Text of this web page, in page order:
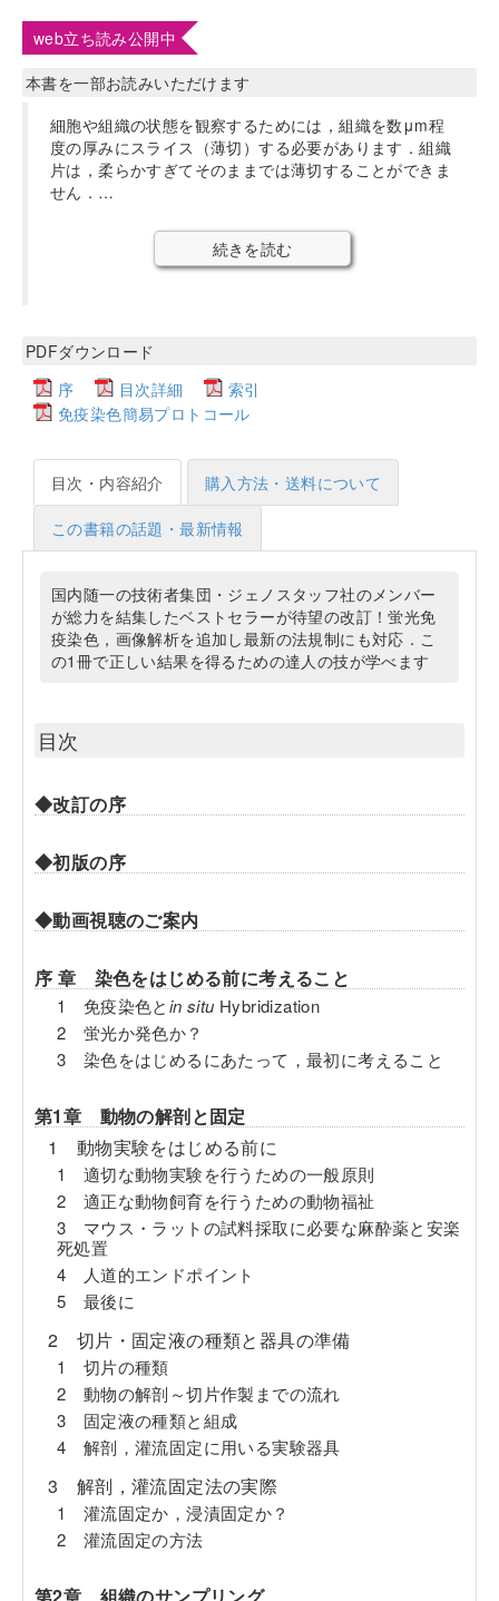
web立ち読み公開中
本書を一部お読みいただけます
細胞や組織の状態を観察するためには，組織を数μm程
度の厚みにスライス（薄切）する必要があります．組織
片は，柔らかすぎてそのままでは薄切することができま
せん．…
続きを読む
PDFダウンロード
序
目次詳細
索引
免疫染色簡易プロトコール
目次・内容紹介 購入方法・送料について
この書籍の話題・最新情報
国内随一の技術者集団・ジェノスタッフ社のメンバー
が総力を結集したベストセラーが待望の改訂！蛍光免
疫染色，画像解析を追加し最新の法規制にも対応．こ
の1冊で正しい結果を得るための達人の技が学べます
目次
◆改訂の序
◆初版の序
◆動画視聴のご案内
序 章 染色をはじめる前に考えること
1 免疫染色とin situ Hybridization
2 蛍光か発色か？
3 染色をはじめるにあたって，最初に考えること
第1章 動物の解剖と固定
1 動物実験をはじめる前に
1 適切な動物実験を行うための一般原則
2 適正な動物飼育を行うための動物福祉
3 マウス・ラットの試料採取に必要な麻酔薬と安楽
死処置
4 人道的エンドポイント
5 最後に
2 切片・固定液の種類と器具の準備
1 切片の種類
2 動物の解剖～切片作製までの流れ
3 固定液の種類と組成
4 解剖，灌流固定に用いる実験器具
3 解剖，灌流固定法の実際
1 灌流固定か，浸漬固定か？
2 灌流固定の方法
第2章 組織のサンプリング